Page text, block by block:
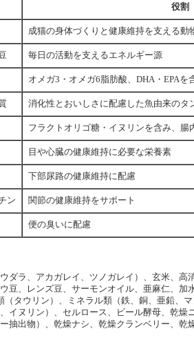
役割
成猫の身体づくりと健康維持を支える動
毎日の活動を支えるエネルギー源
オメガ3・オメガ6脂肪酸、DHA・EPA
消化性とおいしさに配慮した魚由来のタ
フラクトオリゴ糖・イヌリンを含み、腸
目や心臓の健康維持に必要な栄養素
下部尿路の健康維持に配慮
ン 関節の健康維持をサポート
便の臭いに配慮
ダラ、アカガレイ、ツノガレイ）、玄米、高
豆、レンズ豆、サーモンオイル、亜麻仁、加
（タウリン）、ミネラル類（鉄、銅、亜鉛、
イヌリン）、セルロース、ビール酵母、乾燥
抽出物）、乾燥ナシ、乾燥クランベリー、乾